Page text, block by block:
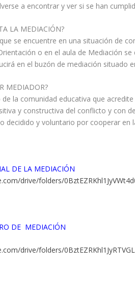
a encontrar y ver si se han
LA MEDIACIÓN?
se encuentre en una situación de
o en el aula de Mediación
en el buzón de mediación situado
MEDIADOR?
la comunidad educativa que
y constructiva del conflicto y con
decidido y voluntario por cooperar en
DE LA MEDIACIÓN
drive/folders/
DE MEDIACIÓN
drive/folders/